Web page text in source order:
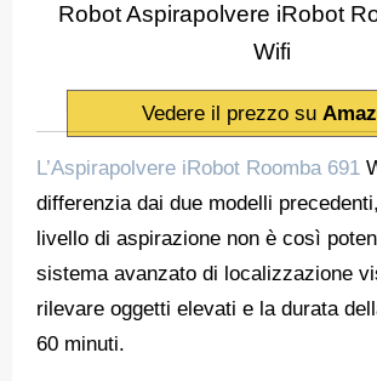
Robot Aspirapolvere iRobot
Wifi
Vedere il prezzo su
L’Aspirapolvere iRobot Roomba 691
differenzia dai due modelli
livello di aspirazione non è così
sistema avanzato di localizzazione
rilevare oggetti elevati e la durata
60 minuti.